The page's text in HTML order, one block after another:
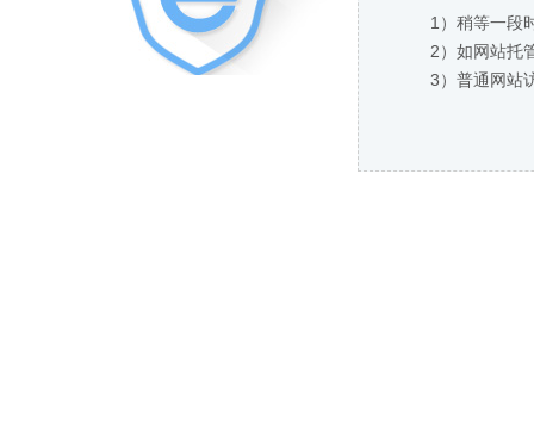
1）稍等一段
2）如网站托
3）普通网站